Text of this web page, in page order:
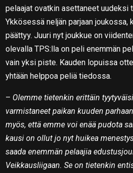
pelaajat ovatkin asettaneet uudeksi
Ykkösessä neljän parjaan joukossa,
päättyy. Juuri nyt joukkue on
olevalla TPS:lla on peli enemmän
vain yksi piste. Kauden lopuissa
yhtään helppoa peliä tiedossa.
– Olemme tietenkin erittäin
varmistaneet paikan kuuden
myös, että emme voi enää pudota
kausi on ollut jo nyt huikea
saada enemmän pelaajia
Veikkausliigaan. Se on tietenkin